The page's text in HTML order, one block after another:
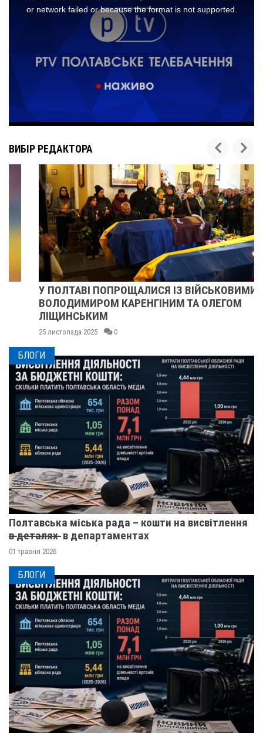
ВИБІР РЕДАКТОРА
У ПОЛТАВІ ПОПРОЩАЛИСЯ ІЗ ВІЙСЬКОВИМИ
ВОЛОДИМИРОМ КАРЕНГІНИМ ТА ОЛЕГОМ
ЛІЩИНСЬКИМ
25 листопада 2025 0
БЛОГИ
Полтавська міська рада – кошти на висвітлення
в̶ ̶д̶е̶т̶а̶л̶я̶х̶ ̶ в департаментах
01 травня 2026
БЛОГИ